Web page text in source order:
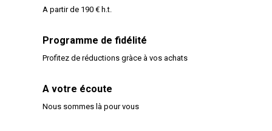
A partir de 190 € h.t.
Programme de fidélité
Profitez de réductions gràce à vos achats
A votre écoute
Nous sommes là pour vous